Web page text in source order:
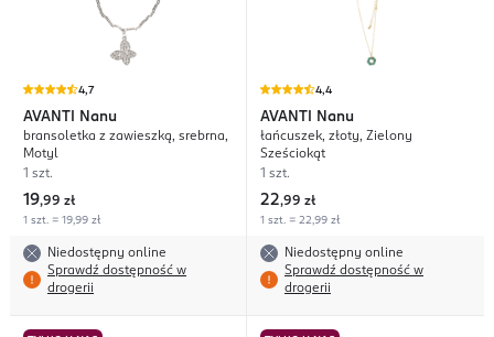
4,7
AVANTI Nanu
bransoletka z zawieszką, srebrna,
Motyl
1 szt.
19,99 zł
1 szt. = 19,99 zł
Niedostępny online
Sprawdź dostępność w
drogerii
4,4
AVANTI Nanu
łańcuszek, złoty, Zielony
Sześciokąt
1 szt.
22,99 zł
1 szt. = 22,99 zł
Niedostępny online
Sprawdź dostępność w
drogerii